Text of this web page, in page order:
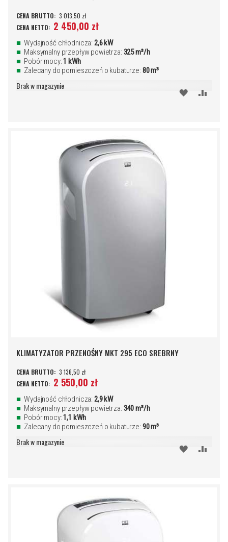
3 013,50 zł
2 450,00 zł
Wydajność chłodnicza: 2,6 kW
Maksymalny przepływ powietrza: 325 m³/h
Pobór mocy:1 kWh
Zalecany do pomieszczeń o kubaturze: 80 m³
Brak w magazynie
DODAJ
KLIMATYZATOR PRZENOŚNY MKT 295 ECO SREBRNY
3 136,50 zł
2 550,00 zł
Wydajność chłodnicza: 2,9 kW
Maksymalny przepływ powietrza: 340 m³/h
Pobór mocy:1,1 kWh
Zalecany do pomieszczeń o kubaturze: 90 m³
Brak w magazynie
DODAJ